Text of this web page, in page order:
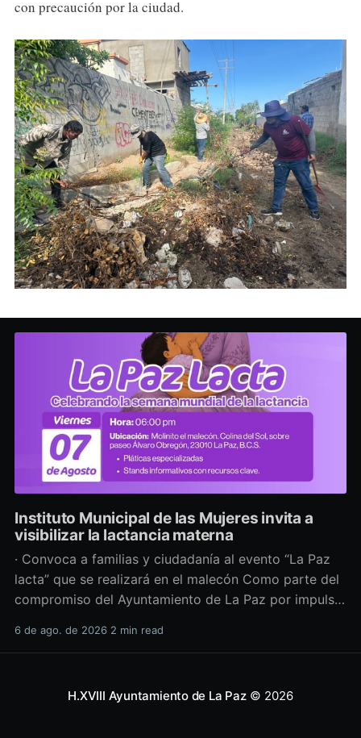
con precaución por la ciudad.
Instituto Municipal de las Mujeres invita a
visibilizar la lactancia materna
· Convoca a familias y ciudadanía al evento “La Paz
lacta” que se realizará en el malecón Como parte del
compromiso del Ayuntamiento de La Paz por impulsar
salud y los derechos de las mujeres, así como generar
6 de ago. de 2026 2 min read
H.XVIII Ayuntamiento de La Paz© 2026